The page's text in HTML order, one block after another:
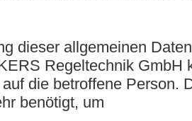
dieser allgemeinen
Regeltechnik GmbH
die betroffene Person.
benötigt, um